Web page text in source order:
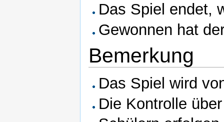
Das Spiel endet,
Gewonnen hat
Bemerkung
Das Spiel wird
Die Kontrolle